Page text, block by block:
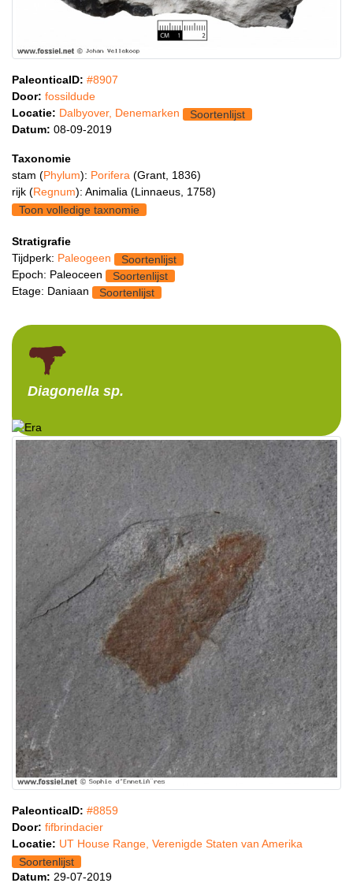
PaleonticaID: #8907
Door: fossildude
Locatie: Dalbyover, Denemarken
Soortenlijst
Datum: 08-09-2019
Taxonomie
stam (Phylum): Porifera (Grant, 1836)
rijk (Regnum): Animalia (Linnaeus, 1758)
Toon volledige taxnomie
Stratigrafie
Tijdperk: Paleogeen
Soortenlijst
Epoch: Paleoceen
Soortenlijst
Etage: Daniaan
Soortenlijst
Diagonella sp.
PaleonticaID: #8859
Door: fifbrindacier
Locatie: UT House Range, Verenigde Staten van Amerika
Soortenlijst
Datum: 29-07-2019